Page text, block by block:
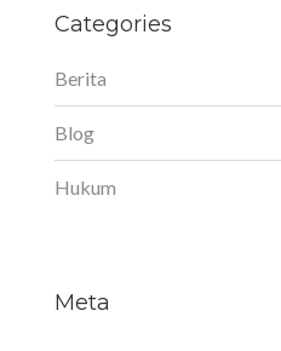
Categories
Berita
Blog
Hukum
Meta